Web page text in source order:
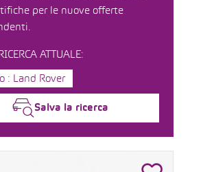
per le nuove offerte
ATTUALE:
: Land Rover
Salva la ricerca